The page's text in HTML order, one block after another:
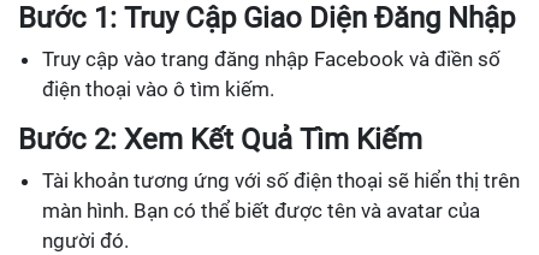
Bước 1: Truy Cập Giao Diện Đăng Nhập
Truy cập vào trang đăng nhập Facebook và điền số
điện thoại vào ô tìm kiếm.
Bước 2: Xem Kết Quả Tìm Kiếm
Tài khoản tương ứng với số điện thoại sẽ hiển thị trên
màn hình. Bạn có thể biết được tên và avatar của
người đó.